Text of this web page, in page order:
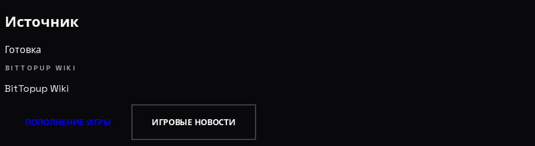
Источник
Готовка
BITTOPUP WIKI
BitTopup Wiki
ПОПОЛНЕНИЕ ИГРЫ ИГРОВЫЕ НОВОСТИ